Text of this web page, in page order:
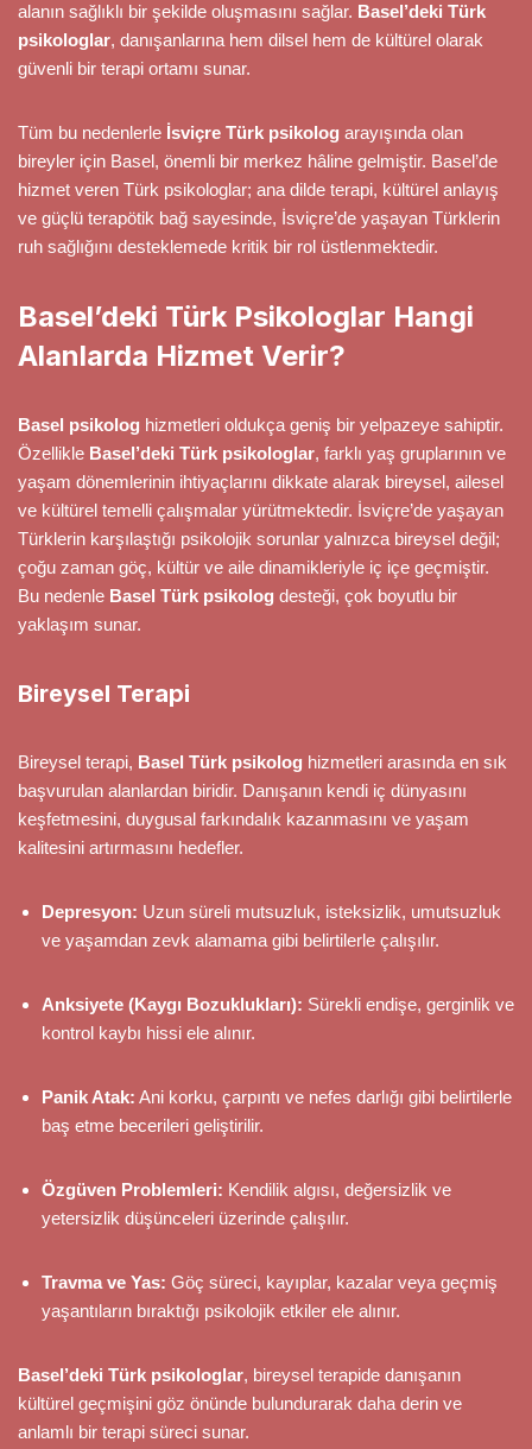
alanın sağlıklı bir şekilde oluşmasını sağlar. Basel’deki Türk
psikologlar, danışanlarına hem dilsel hem de kültürel olarak
güvenli bir terapi ortamı sunar.
Tüm bu nedenlerle İsviçre Türk psikolog arayışında olan
bireyler için Basel, önemli bir merkez hâline gelmiştir. Basel’de
hizmet veren Türk psikologlar; ana dilde terapi, kültürel anlayış
ve güçlü terapötik bağ sayesinde, İsviçre’de yaşayan Türklerin
ruh sağlığını desteklemede kritik bir rol üstlenmektedir.
Basel’deki Türk Psikologlar Hangi
Alanlarda Hizmet Verir?
Basel psikolog hizmetleri oldukça geniş bir yelpazeye sahiptir.
Özellikle Basel’deki Türk psikologlar, farklı yaş gruplarının ve
yaşam dönemlerinin ihtiyaçlarını dikkate alarak bireysel, ailesel
ve kültürel temelli çalışmalar yürütmektedir. İsviçre’de yaşayan
Türklerin karşılaştığı psikolojik sorunlar yalnızca bireysel değil;
çoğu zaman göç, kültür ve aile dinamikleriyle iç içe geçmiştir.
Bu nedenle Basel Türk psikolog desteği, çok boyutlu bir
yaklaşım sunar.
Bireysel Terapi
Bireysel terapi, Basel Türk psikolog hizmetleri arasında en sık
başvurulan alanlardan biridir. Danışanın kendi iç dünyasını
keşfetmesini, duygusal farkındalık kazanmasını ve yaşam
kalitesini artırmasını hedefler.
Depresyon: Uzun süreli mutsuzluk, isteksizlik, umutsuzluk
ve yaşamdan zevk alamama gibi belirtilerle çalışılır.
Anksiyete (Kaygı Bozuklukları): Sürekli endişe, gerginlik ve
kontrol kaybı hissi ele alınır.
Panik Atak: Ani korku, çarpıntı ve nefes darlığı gibi belirtilerle
baş etme becerileri geliştirilir.
Özgüven Problemleri: Kendilik algısı, değersizlik ve
yetersizlik düşünceleri üzerinde çalışılır.
Travma ve Yas: Göç süreci, kayıplar, kazalar veya geçmiş
yaşantıların bıraktığı psikolojik etkiler ele alınır.
Basel’deki Türk psikologlar, bireysel terapide danışanın
kültürel geçmişini göz önünde bulundurarak daha derin ve
anlamlı bir terapi süreci sunar.